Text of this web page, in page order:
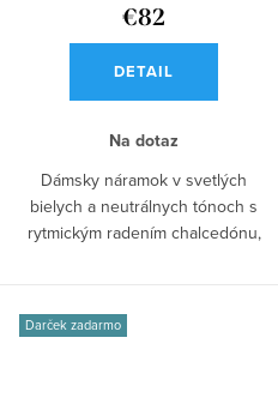
€82
DETAIL
Na dotaz
Dámsky náramok v svetlých
bielych a neutrálnych tónoch s
rytmickým radením chalcedónu,
Darček zadarmo